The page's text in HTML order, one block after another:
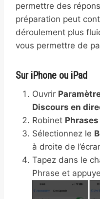
permettre des
préparation peut
déroulement plus
vous permettre de
Sur iPhone ou iPad
Ouvrir
Discours en
Robinet
Sélectionnez le
à droite de
Tapez dans le
Phrase et